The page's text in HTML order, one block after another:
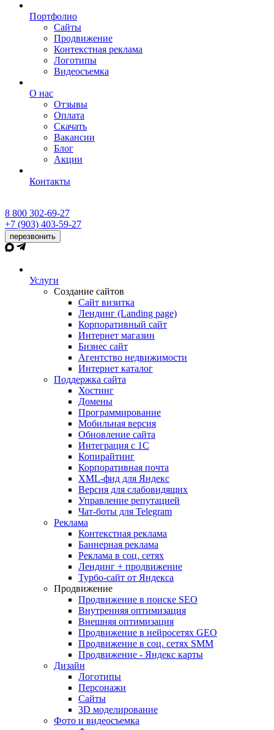
Портфолио
Сайты
Продвижение
Контекстная реклама
Логотипы
Видеосъемка
О нас
Отзывы
Оплата
Скачать
Вакансии
Блог
Акции
Контакты
8 800 302-69-27
+7 (903) 403-59-27
перезвонить
Услуги
Создание сайтов
Сайт визитка
Лендинг (Landing page)
Корпоративный сайт
Интернет магазин
Бизнес сайт
Агентство недвижимости
Интернет каталог
Поддержка сайта
Хостинг
Домены
Программирование
Мобильная версия
Обновление сайта
Интеграция с 1С
Копирайтинг
Корпоративная почта
XML-фид для Яндекс
Версия для слабовидящих
Управление репутацией
Чат-боты для Telegram
Реклама
Контекстная реклама
Баннерная реклама
Реклама в соц. сетях
Лендинг + продвижение
Турбо-сайт от Яндекса
Продвижение
Продвижение в поиске SEO
Внутренняя оптимизация
Внешняя оптимизация
Продвижение в нейросетях GEO
Продвижение в соц. сетях SMM
Продвижение - Яндекс карты
Дизайн
Логотипы
Персонажи
Сайты
3D моделирование
Фото и видеосъемка